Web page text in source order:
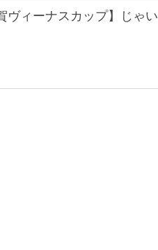
ヴィーナスカップ】じゃい